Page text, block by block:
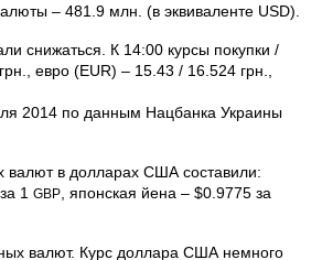
– 481.9 млн. (в эквиваленте USD).
снижаться. К 14:00 курсы покупки /
евро (EUR) – 15.43 / 16.524 грн.,
2014 по данным Нацбанка Украины
в долларах США составили:
1 GBP , японская йена – $0.9775 за
валют. Курс доллара США немного